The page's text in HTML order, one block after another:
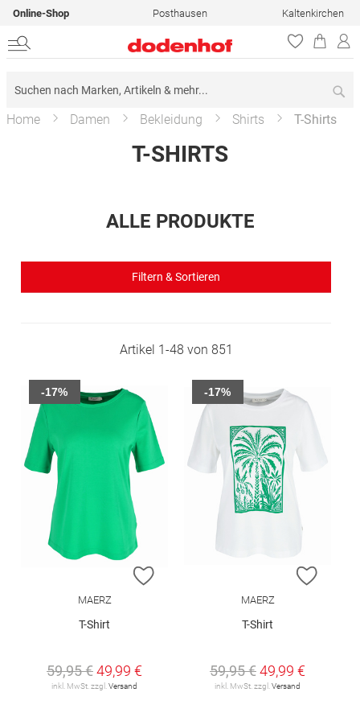
Online-Shop Posthausen Kaltenkirchen
Home Damen Bekleidung Shirts T-Shirts
T-SHIRTS
ALLE PRODUKTE
Filtern & Sortieren
Artikel 1-48 von 851
ZUR WUNSCHLISTE HINZUFÜGEN
MAERZ
T-Shirt
59,95 €49,99 €
inkl. MwSt. zzgl. Versand
-17%
ZUR
MAERZ
T-Shirt
59,95 €49,99 €
inkl. MwSt. zzgl. Versand
-17%